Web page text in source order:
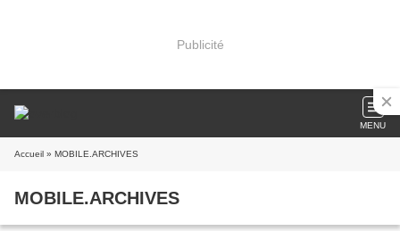
Publicité
MENU
Accueil » MOBILE.ARCHIVES
MOBILE.ARCHIVES